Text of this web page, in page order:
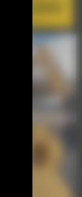
Locator